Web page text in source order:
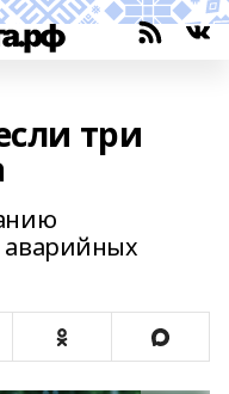
три
аварийных